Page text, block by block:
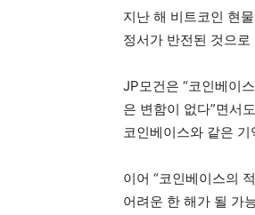
지난 해 비트코인 현
정서가 반전된 것으
JP모건은 “코인베이
은 변함이 없다”면서
코인베이스와 같은
이어 “코인베이스의
어려운 한 해가 될 가